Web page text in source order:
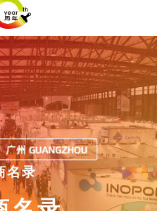
名录